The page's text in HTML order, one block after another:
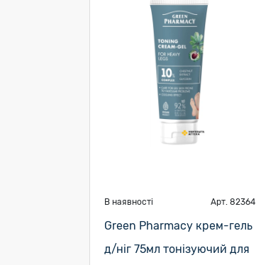
В наявності Арт. 82364
Green Pharmacy крем-гель
д/ніг 75мл тонізуючий для